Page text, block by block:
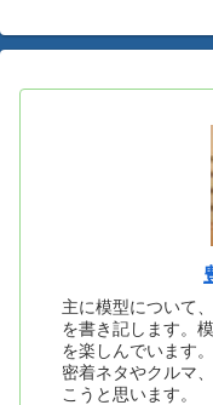
主に模型について
を書き記します。
を楽しんでいます
密着ネタやクルマ
こうと思います。